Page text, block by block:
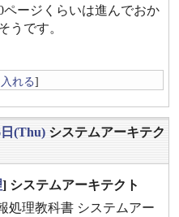
ページくらいは進んでおか
うです。
れる]
日(Thu) システムアーキテク
] システムアーキテクト
処理教科書 システムアー